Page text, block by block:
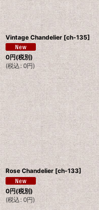
Vintage Chandelier [ch-135]
0円(税別)
(税込: 0円)
Rose Chandelier [ch-133]
0円(税別)
(税込: 0円)